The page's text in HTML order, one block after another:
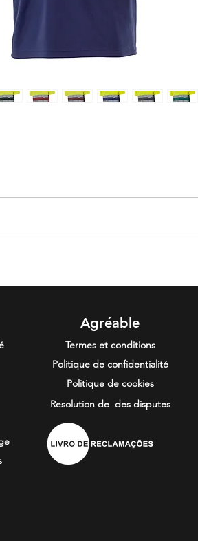
Agréable
Termes et conditions
Politique de confidentialité
Politique de cookies
Resolution de des disputes